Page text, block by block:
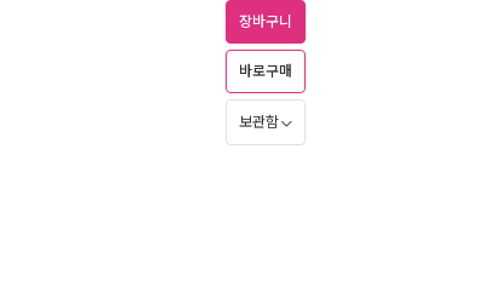
장바구니
바로구매
보관함